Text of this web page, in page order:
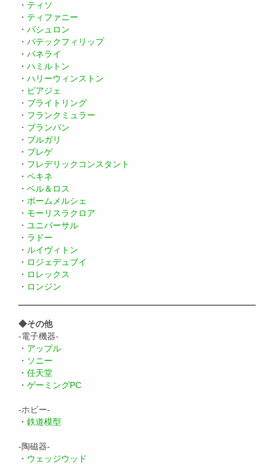
・ ティソ
・ ティファニー
・ バシュロン
・ パテックフィリップ
・ パネライ
・ ハミルトン
・ ハリーウィンストン
・ ピアジェ
・ ブライトリング
・ フランクミュラー
・ ブランパン
・ ブルガリ
・ ブレゲ
・ フレデリックコンスタント
・ ペキネ
・ ベル＆ロス
・ ボームメルシェ
・ モーリスラクロア
・ ユニバーサル
・ ラドー
・ ルイヴィトン
・ ロジェデュブイ
・ ロレックス
・ ロンジン
◆その他
-電子機器-
・ アップル
・ ソニー
・ 任天堂
・ ゲーミングPC
-ホビー-
・ 鉄道模型
-陶磁器-
・ ウェッジウッド